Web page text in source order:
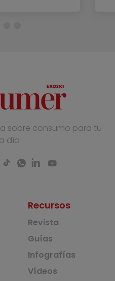
sobre consumo para tu
día
Recursos
Revista
Guías
Infografías
Vídeos